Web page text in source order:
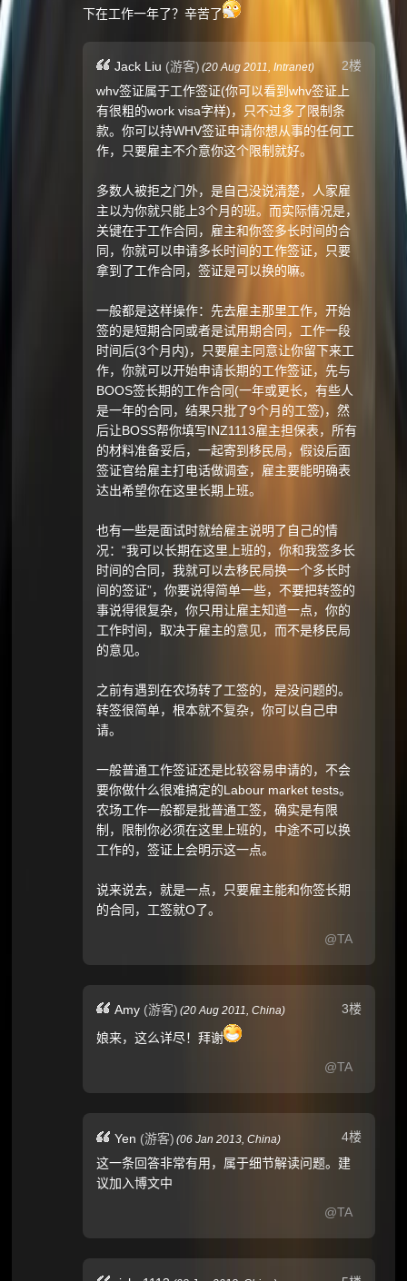
下在工作一年了？辛苦了
2楼
Jack Liu (游客) (20 Aug 2011,Intranet)
whv签证属于工作签证(你可以看到whv签证上
有很粗的work visa字样)，只不过多了限制条
款。你可以持WHV签证申请你想从事的任何工
作，只要雇主不介意你这个限制就好。
多数人被拒之门外，是自己没说清楚，人家雇
主以为你就只能上3个月的班。而实际情况是，
关键在于工作合同，雇主和你签多长时间的合
同，你就可以申请多长时间的工作签证，只要
拿到了工作合同，签证是可以换的嘛。
一般都是这样操作：先去雇主那里工作，开始
签的是短期合同或者是试用期合同，工作一段
时间后(3个月内)，只要雇主同意让你留下来工
作，你就可以开始申请长期的工作签证，先与
BOOS签长期的工作合同(一年或更长，有些人
是一年的合同，结果只批了9个月的工签)，然
后让BOSS帮你填写INZ1113雇主担保表，所有
的材料准备妥后，一起寄到移民局，假设后面
签证官给雇主打电话做调查，雇主要能明确表
达出希望你在这里长期上班。
也有一些是面试时就给雇主说明了自己的情
况：“我可以长期在这里上班的，你和我签多长
时间的合同，我就可以去移民局换一个多长时
间的签证”，你要说得简单一些，不要把转签的
事说得很复杂，你只用让雇主知道一点，你的
工作时间，取决于雇主的意见，而不是移民局
的意见。
之前有遇到在农场转了工签的，是没问题的。
转签很简单，根本就不复杂，你可以自己申
请。
一般普通工作签证还是比较容易申请的，不会
要你做什么很难搞定的Labour market tests。
农场工作一般都是批普通工签，确实是有限
制，限制你必须在这里上班的，中途不可以换
工作的，签证上会明示这一点。
说来说去，就是一点，只要雇主能和你签长期
的合同，工签就O了。
@TA
3楼
Amy (游客) (20 Aug 2011,China)
娘来，这么详尽！拜谢
@TA
4楼
Yen (游客) (06 Jan 2013,China)
这一条回答非常有用，属于细节解读问题。建
议加入博文中
@TA